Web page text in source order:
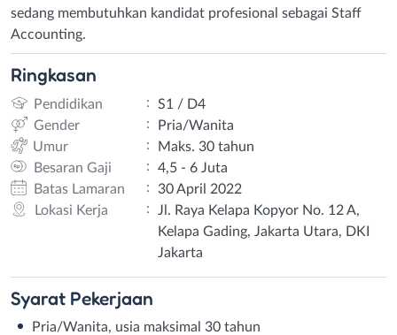
sedang membutuhkan kandidat profesional sebagai Staff
Accounting.
Ringkasan
Pendidikan :
S1 / D4
Gender
:
Pria/Wanita
Umur
:
Maks. 30 tahun
Besaran Gaji
:
4,5 - 6 Juta
Batas Lamaran
:
30 April 2022
Lokasi Kerja
:
Jl. Raya Kelapa Kopyor No. 12 A,
Kelapa Gading, Jakarta Utara, DKI
Jakarta
Syarat Pekerjaan
Pria/Wanita, usia maksimal 30 tahun